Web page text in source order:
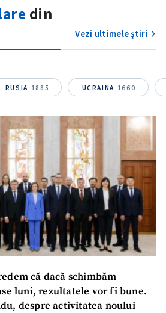
din
Vezi ultimele știri
RUSIA 1885 UCRAINA 1660
că dacă schimbăm
luni, rezultatele vor fi bune.
despre activitatea noului
știrei
meu
de
de
.